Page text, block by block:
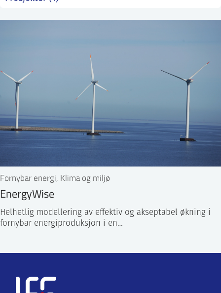
Fornybar energi, Klima og miljø
EnergyWise
Helhetlig modellering av effektiv og akseptabel økning i
fornybar energiproduksjon i en…